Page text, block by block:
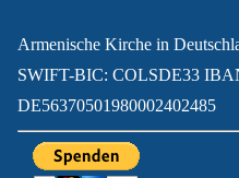
Armenische Kirche in
SWIFT-BIC: COLSDE33
DE56370501980002402485